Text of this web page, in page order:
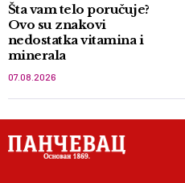
Šta vam telo poručuje?
Ovo su znakovi
nedostatka vitamina i
minerala
07.08.2026